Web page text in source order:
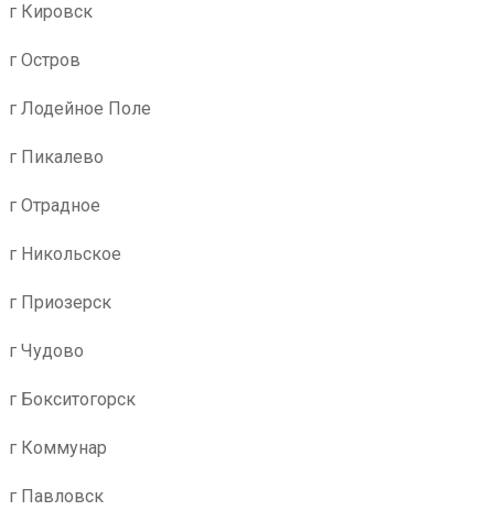
г Кировск
г Остров
г Лодейное Поле
г Пикалево
г Отрадное
г Никольское
г Приозерск
г Чудово
г Бокситогорск
г Коммунар
г Павловск